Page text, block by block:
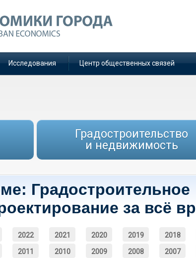
Исследования Центр общественных связей
Градостроительство
и недвижимость
Градостроительное
за всё
2022 2021 2020 2019 2018
2011 2010 2009 2008 2007